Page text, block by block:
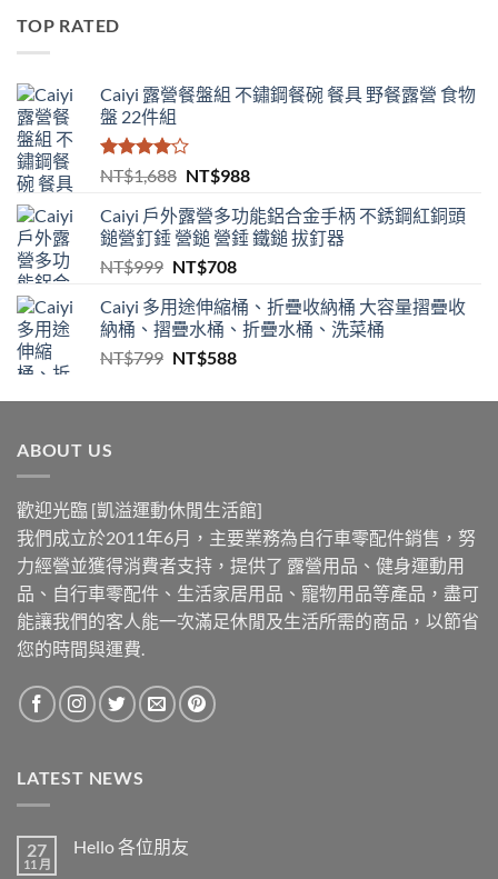
TOP RATED
Caiyi 露營餐盤組 不鏽鋼餐碗 餐具 野餐露營 食物
盤 22件組
評分
4.00
滿
分 5
NT$1,688 原
價
格：
NT$1,688。
NT$988目
價
格：
Caiyi 戶外露營多功能鋁合金手柄 不銹鋼紅銅頭
鎚營釘錘 營鎚 營錘 鐵鎚 拔釘器
NT$999 原
價
格：
NT$999。
NT$708目
價
格：
NT$708。
Caiyi 多用途伸縮桶、折疊收納桶 大容量摺疊收
納桶、摺疊水桶、折疊水桶、洗菜桶
NT$799 原
價
NT$588目
價
ABOUT US
歡迎光臨 [凱溢運動休閒生活館]
我們成立於2011年6月，主要業務為自行車零配件銷售，努
力經營並獲得消費者支持，提供了 露營用品、健身運動用
品、自行車零配件、生活家居用品、寵物用品等產品，盡可
能讓我們的客人能一次滿足休閒及生活所需的商品，以節省
您的時間與運費.
LATEST NEWS
27
11 月
Hello 各位朋友